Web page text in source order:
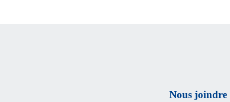
Nous joindre